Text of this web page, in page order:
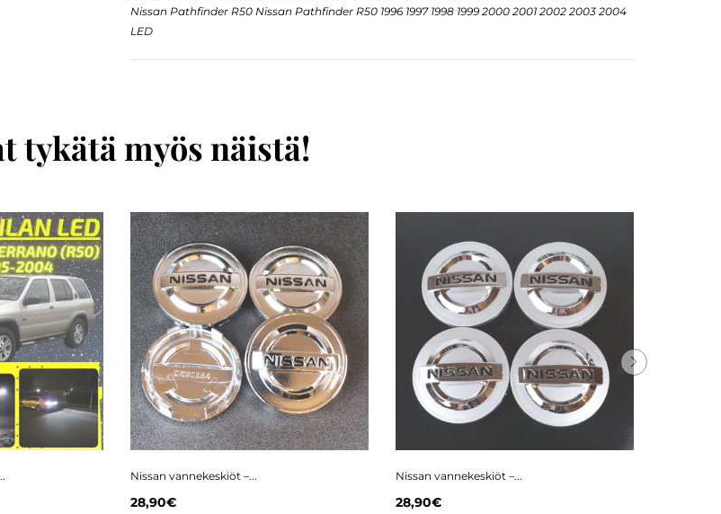
Nissan Pathfinder R50 Nissan Pathfinder R50 1996 1997 1998 1999 2000 2001 2002 2003 2004
LED
tykätä myös näistä!
Nissan vannekeskiöt –...
28,90€
Nissan vannekeskiöt –...
28,90€